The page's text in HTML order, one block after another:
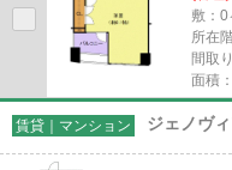
敷：0
所在
間取
面積
賃貸｜マンション ジェノヴ